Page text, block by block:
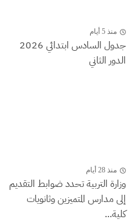
منذ 5 أيام
جدول السادس ابتدائي 2026
الدور الثاني
منذ 28 أيام
وزارة التربية تحدد ضوابط التقديم
إلى مدارس المتميزين وثانويات
كلية...